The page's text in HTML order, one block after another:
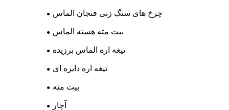
چرخ های سنگ زنی فنجان الماس
بیت مته هسته الماس
تیغه اره الماس برزیده
تیغه اره دایره ای
بیت مته
آچار